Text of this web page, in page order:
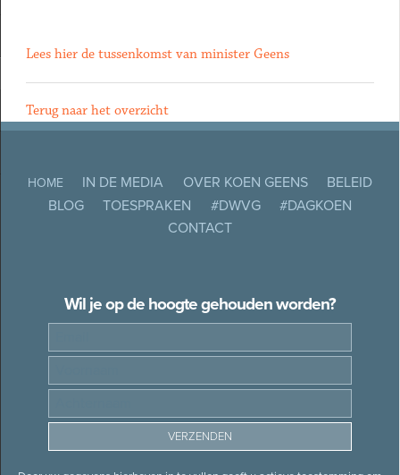
Lees hier de tussenkomst van minister Geens
Terug naar het overzicht
HOME IN DE MEDIA OVER KOEN GEENS
BELEID
BLOG
TOESPRAKEN #DWVG
#DAGKOEN
CONTACT
Wil je op de hoogte gehouden worden?